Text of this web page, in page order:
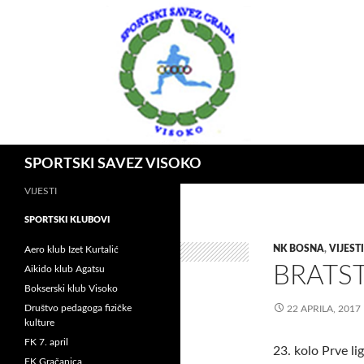
SPORTSKI SAVEZ VISOKO
NK BOSNA, VIJESTI
22 APRILA, 2017
23. kolo Prve
VIJESTI
SPORTSKI KLUBOVI
Aero klub Izet Kurtalić
Aikido klub Agatsu
Bokserski klub Visoko
Društvo pedagoga fizičke
kulture
FK 7. april
FK Gračanica